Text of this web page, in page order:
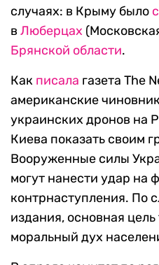
случаях: в Крыму было
в Люберцах
Брянской области.
Как писала газета The
американские
украинских дронов на
Киева показать своим
Вооруженные силы
могут нанести удар на
контрнаступления. По
издания, основная
моральный дух